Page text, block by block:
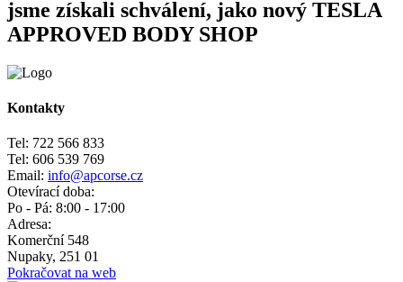
jsme získali schválení, jako nový TESLA
APPROVED BODY SHOP
Kontakty
Tel: 722 566 833
Tel: 606 539 769
Email: info@apcorse.cz
Otevírací doba:
Po - Pá: 8:00 - 17:00
Adresa:
Komerční 548
Nupaky, 251 01
Pokračovat na web